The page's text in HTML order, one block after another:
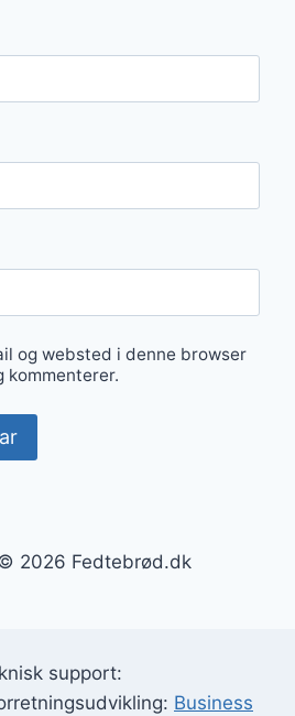
og websted i denne browser
2026 Fedtebrød.dk
support:
Business